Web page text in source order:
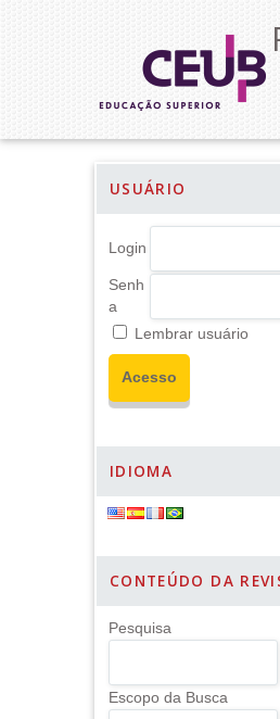
USUÁRIO
Login
Senh
a
Lembrar usuário
IDIOMA
CONTEÚDO DA
Pesquisa
Escopo da Busca